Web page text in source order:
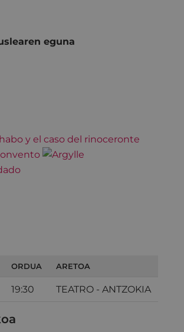
eguna
ORDUA ARETOA
19:30 TEATRO - ANTZOKIA